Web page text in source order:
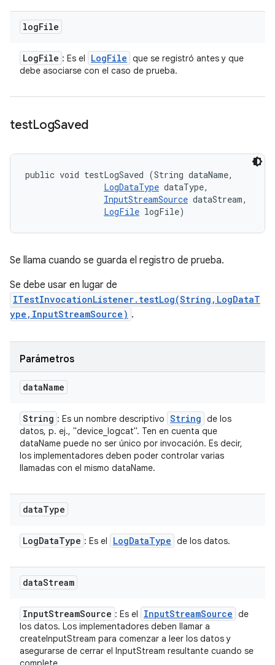
logFile
LogFile : Es el LogFile que se registró antes y que
debe asociarse con el caso de prueba.
testLogSaved
public void testLogSaved (String dataName,
LogDataType dataType,
InputStreamSource dataStream,
LogFile logFile)
Se llama cuando se guarda el registro de prueba.
Se debe usar en lugar de
ITestInvocationListener.testLog(String,LogDataT
ype,InputStreamSource) .
Parámetros
dataName
String : Es un nombre descriptivo String de los
datos, p. ej., "device_logcat". Ten en cuenta que
dataName puede no ser único por invocación. Es decir,
los implementadores deben poder controlar varias
llamadas con el mismo dataName.
dataType
LogDataType : Es el LogDataType de los datos.
dataStream
InputStreamSource : Es el InputStreamSource de
los datos. Los implementadores deben llamar a
createInputStream para comenzar a leer los datos y
asegurarse de cerrar el InputStream resultante cuando se